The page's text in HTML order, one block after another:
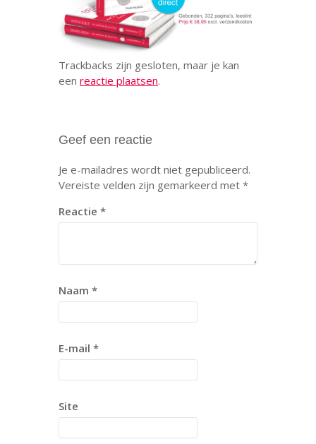
Trackbacks zijn gesloten, maar je kan
een reactie plaatsen.
Geef een reactie
Je e-mailadres wordt niet gepubliceerd.
Vereiste velden zijn gemarkeerd met *
Reactie *
Naam *
E-mail *
Site